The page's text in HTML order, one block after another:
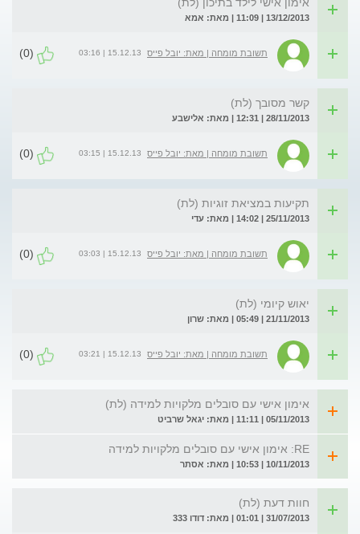
13/12/2013 | 11:09 | מאת: אמא
תשובת מומחה | מאת: יובל פייס 15.12.13 | 03:16
(0)
קשר מסובך (לת)
28/11/2013 | 12:31 | מאת: אלישבע
תשובת מומחה | מאת: יובל פייס 15.12.13 | 03:15
(0)
תקיעות במציאת זוגיות (לת)
25/11/2013 | 14:02 | מאת: עדי
תשובת מומחה | מאת: יובל פייס 15.12.13 | 03:03
(0)
יאוש קיומי (לת)
21/11/2013 | 05:49 | מאת: שרון
תשובת מומחה | מאת: יובל פייס 15.12.13 | 03:21
(0)
אימון אישי עם סובלים מלקויות למידה (לת)
05/11/2013 | 11:11 | מאת: יגאל שרביט
RE: אימון אישי עם סובלים מלקויות למידה
10/11/2013 | 10:53 | מאת: אסתר
חוות דעת (לת)
31/07/2013 | 01:01 | מאת: דודו 333